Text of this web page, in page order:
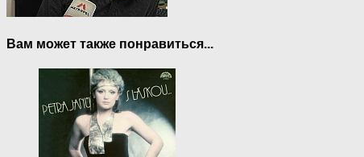
Вам может также понравиться...